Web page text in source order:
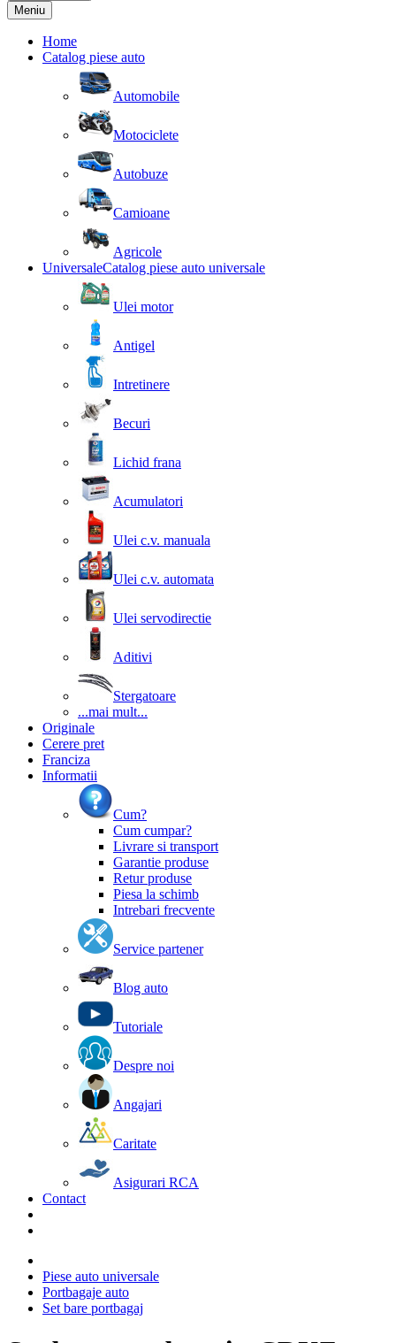
Meniu
Home
Catalog piese auto
Automobile
Motociclete
Autobuze
Camioane
Agricole
UniversaleCatalog piese auto universale
Ulei motor
Antigel
Intretinere
Becuri
Lichid frana
Acumulatori
Ulei c.v. manuala
Ulei c.v. automata
Ulei servodirectie
Aditivi
Stergatoare
...mai mult...
Originale
Cerere pret
Franciza
Informatii
Cum?
Cum cumpar?
Livrare si transport
Garantie produse
Retur produse
Piesa la schimb
Intrebari frecvente
Service partener
Blog auto
Tutoriale
Despre noi
Angajari
Caritate
Asigurari RCA
Contact
Piese auto universale
Portbagaje auto
Set bare portbagaj